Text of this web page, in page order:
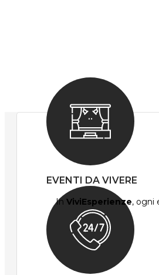
EVENTI DA VIVERE
In ViviEsperienze, ogni